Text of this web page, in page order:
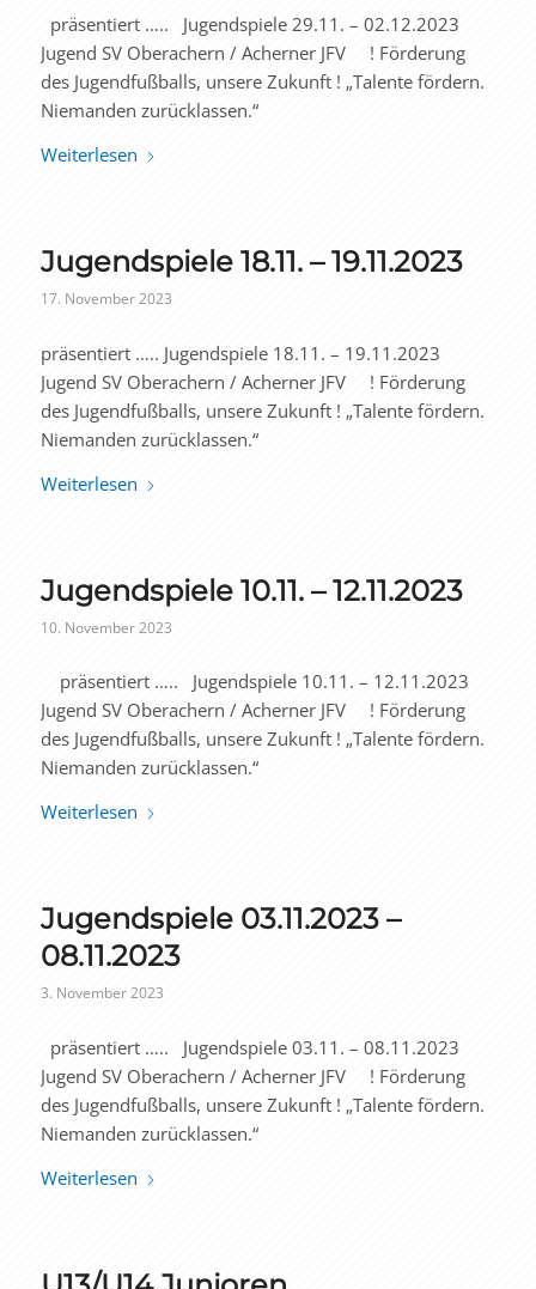
präsentiert ….. Jugendspiele 29.11. – 02.12.2023
Jugend SV Oberachern / Acherner JFV ! Förderung
des Jugendfußballs, unsere Zukunft ! „Talente fördern.
Niemanden zurücklassen.“
Weiterlesen
Jugendspiele 18.11. – 19.11.2023
17. November 2023
präsentiert ….. Jugendspiele 18.11. – 19.11.2023
Jugend SV Oberachern / Acherner JFV ! Förderung
des Jugendfußballs, unsere Zukunft ! „Talente fördern.
Niemanden zurücklassen.“
Weiterlesen
Jugendspiele 10.11. – 12.11.2023
10. November 2023
präsentiert ….. Jugendspiele 10.11. – 12.11.2023
Jugend SV Oberachern / Acherner JFV ! Förderung
des Jugendfußballs, unsere Zukunft ! „Talente fördern.
Niemanden zurücklassen.“
Weiterlesen
Jugendspiele 03.11.2023 –
08.11.2023
3. November 2023
präsentiert ….. Jugendspiele 03.11. – 08.11.2023
Jugend SV Oberachern / Acherner JFV ! Förderung
des Jugendfußballs, unsere Zukunft ! „Talente fördern.
Niemanden zurücklassen.“
Weiterlesen